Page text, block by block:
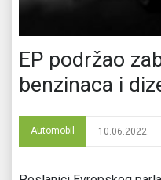
EP podržao
benzinaca i
Automobil 10.06.2022.